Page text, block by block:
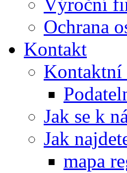
Ochrana
Kontakt
Kontaktní
Jak se k
Jak
mapa